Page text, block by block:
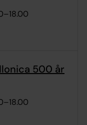
–18.00
500 år
–18.00